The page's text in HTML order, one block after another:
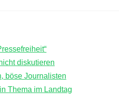
diskutieren
böse Journalisten
Thema im Landtag